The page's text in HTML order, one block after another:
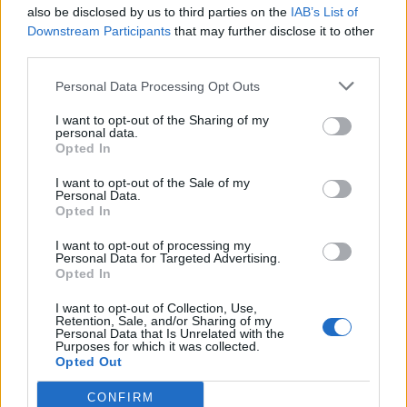
also be disclosed by us to third parties on the IAB’s List of
Downstream Participants that may further disclose it to other
Personal Data Processing Opt Outs
I want to opt-out of the Sharing of my
personal data.
Opted In
I want to opt-out of the Sale of my
Personal Data.
Opted In
I want to opt-out of processing my
Personal Data for Targeted Advertising.
Opted In
I want to opt-out of Collection, Use,
Retention, Sale, and/or Sharing of my
Personal Data that Is Unrelated with the
Purposes for which it was collected.
Opted Out
CONFIRM
internacionalização, cooperação entre territórios,
preservação dos saberes tradicionais, renovação
turístico e cultural”.
Além dos debates e conferências, a programação
integrará visitas ao Museu dos Têxteis, ao Centro de
Interpretação do Bordado de Castelo Branco, a
exposição “O Mundo Bordado à Mão” e iniciativas de
demonstração artesanal ao vivo.
Uma Bienal que “consolida a estratégia de
crescimento internacional” de Castelo Branco
Em entrevista exclusiva à Agência Incomparáveis, Sónia
Abreu, chefe da Divisão de Museus e Cultura da Câmara
Municipal de Castelo Branco, considera que a Bienal
representa a evolução natural da estratégia que o
Interior
O consultor imobiliário português, António Carlos,
Centro de Portugal, atravessa um período de “forte
crescimento económico e imobiliário”, sustentando que
a região reúne atualmente “condições para atrair novos
investidores nacionais e estrangeiros, fixar população e
consolidar um modelo de desenvolvimento assente na
qualidade de vida, na inovação e na valorização do
território”.
As declarações foram prestadas à Agência
Incomparáveis no âmbito de mais uma edição da Feira de
São Tiago, que decorreu entre os dias 16 e 26 de julho,